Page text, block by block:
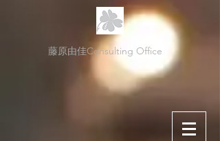
藤原由佳Consulting Office